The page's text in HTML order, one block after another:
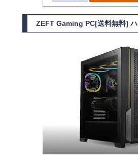
ZEFT Gaming PC[送料無料]